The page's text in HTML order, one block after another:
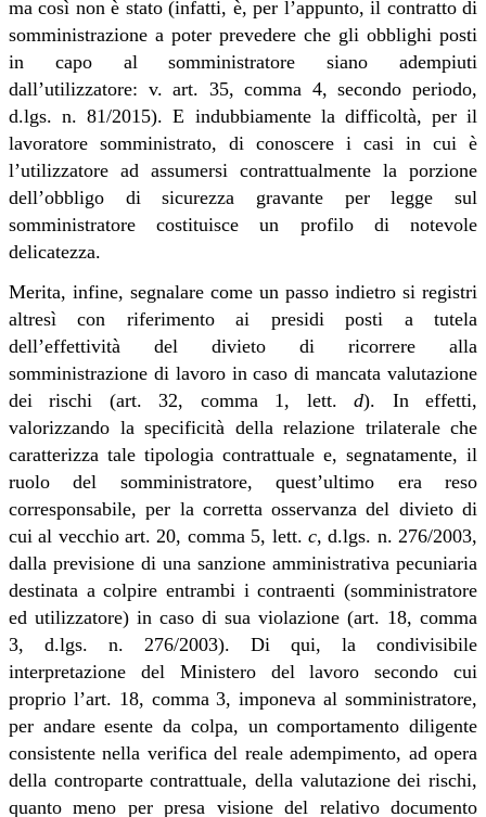
ma così non è stato (infatti, è, per l’appunto, il contratto di
somministrazione a poter prevedere che gli obblighi posti
in capo al somministratore siano adempiuti
dall’utilizzatore: v. art. 35, comma 4, secondo periodo,
d.lgs. n. 81/2015). E indubbiamente la difficoltà, per il
lavoratore somministrato, di conoscere i casi in cui è
l’utilizzatore ad assumersi contrattualmente la porzione
dell’obbligo di sicurezza gravante per legge sul
somministratore costituisce un profilo di notevole
delicatezza.
Merita, infine, segnalare come un passo indietro si registri
altresì con riferimento ai presidi posti a tutela
dell’effettività del divieto di ricorrere alla
somministrazione di lavoro in caso di mancata valutazione
dei rischi (art. 32, comma 1, lett.d). In effetti,
valorizzando la specificità della relazione trilaterale che
caratterizza tale tipologia contrattuale e, segnatamente, il
ruolo del somministratore, quest’ultimo era reso
corresponsabile, per la corretta osservanza del divieto di
cui al vecchio art. 20, comma 5, lett. c, d.lgs. n. 276/2003,
dalla previsione di una sanzione amministrativa pecuniaria
destinata a colpire entrambi i contraenti (somministratore
ed utilizzatore) in caso di sua violazione (art. 18, comma
3, d.lgs. n. 276/2003). Di qui, la condivisibile
interpretazione del Ministero del lavoro secondo cui
proprio l’art. 18, comma 3, imponeva al somministratore,
per andare esente da colpa, un comportamento diligente
consistente nella verifica del reale adempimento, ad opera
della controparte contrattuale, della valutazione dei rischi,
quanto meno per presa visione del relativo documento